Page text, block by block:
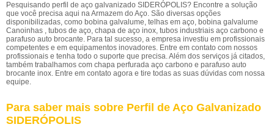
Pesquisando perfil de aço galvanizado SIDERÓPOLIS? Encontre a solução
que você precisa aqui na Armazem do Aço. São diversas opções
disponibilizadas, como bobina galvalume, telhas em aço, bobina galvalume
Canoinhas , tubos de aço, chapa de aço inox, tubos industriais aço carbono e
parafuso auto brocante. Para tal sucesso, a empresa investiu em profissionais
competentes e em equipamentos inovadores. Entre em contato com nossos
profissionais e tenha todo o suporte que precisa. Além dos serviços já citados,
também trabalhamos com chapa perfurada aço carbono e parafuso auto
brocante inox. Entre em contato agora e tire todas as suas dúvidas com nossa
equipe.
Para saber mais sobre Perfil de Aço Galvanizado
SIDERÓPOLIS